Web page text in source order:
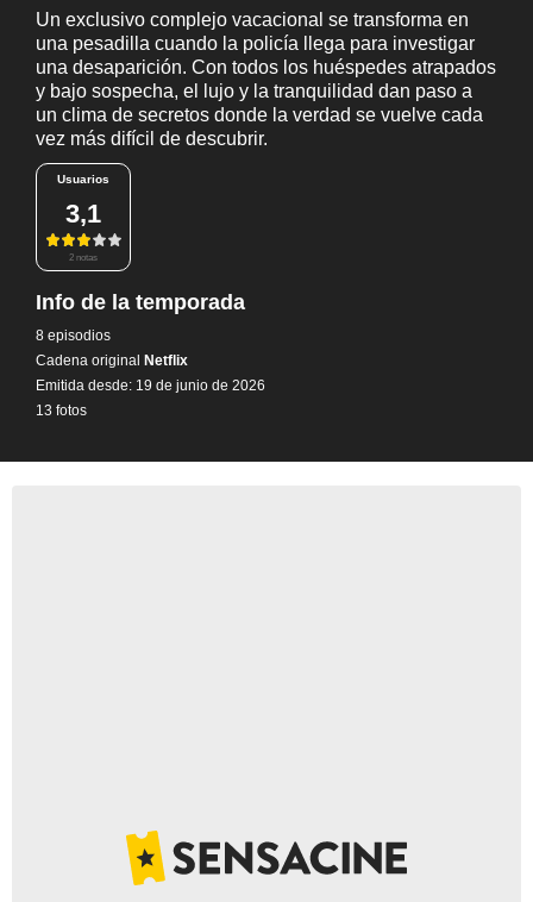
Un exclusivo complejo vacacional se transforma en
una pesadilla cuando la policía llega para investigar
una desaparición. Con todos los huéspedes atrapados
y bajo sospecha, el lujo y la tranquilidad dan paso a
un clima de secretos donde la verdad se vuelve cada
vez más difícil de descubrir.
Usuarios
3,1
2 notas
Info de la temporada
8 episodios
Cadena original Netflix
Emitida desde: 19 de junio de 2026
13 fotos